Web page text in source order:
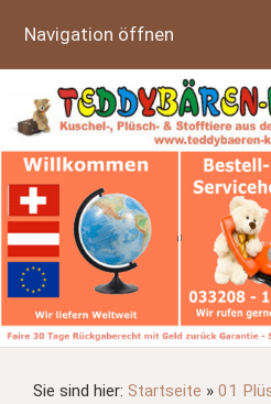
Navigation öffnen
Sie sind hier: Startseite » 01